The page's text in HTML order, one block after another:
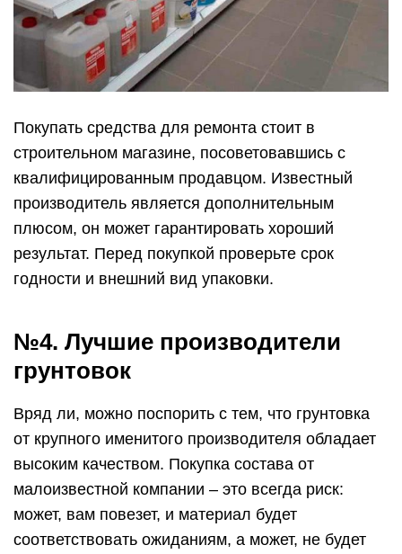
Покупать средства для ремонта стоит в
строительном магазине, посоветовавшись с
квалифицированным продавцом. Известный
производитель является дополнительным
плюсом, он может гарантировать хороший
результат. Перед покупкой проверьте срок
годности и внешний вид упаковки.
№4. Лучшие производители
грунтовок
Вряд ли, можно поспорить с тем, что грунтовка
от крупного именитого производителя обладает
высоким качеством. Покупка состава от
малоизвестной компании – это всегда риск:
может, вам повезет, и материал будет
соответствовать ожиданиям, а может, не будет